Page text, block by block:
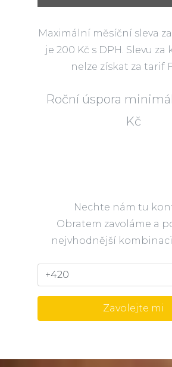
Maximální měsíční sleva
je 200 Kč s DPH. Slevu
nelze získat za tarif
Roční úspora
Kč
Nechte nám tu
Obratem zavoláme a
nejvhodnější